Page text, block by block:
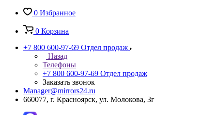
0 Избранное
0 Корзина
+7 800 600-97-69 Отдел продаж
Назад
Телефоны
+7 800 600-97-69 Отдел продаж
Заказать звонок
Manager@mirrors24.ru
660077, г. Красноярск, ул. Молокова, 3г